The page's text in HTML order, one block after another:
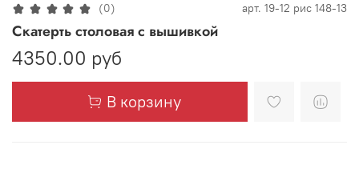
(0) арт. 19-12 рис 148-13
Скатерть столовая с вышивкой
4350.00 руб
В корзину